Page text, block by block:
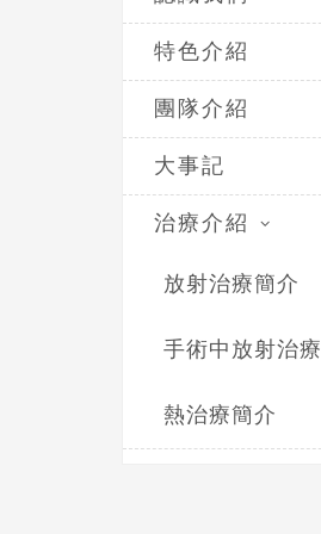
特色介紹
團隊介紹
大事記
治療介紹
放射治療簡介
手術中放射治療
熱治療簡介